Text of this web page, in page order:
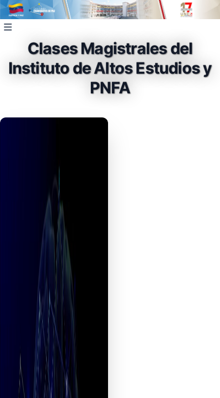
Clases Magistrales del
Instituto de Altos Estudios y
PNFA